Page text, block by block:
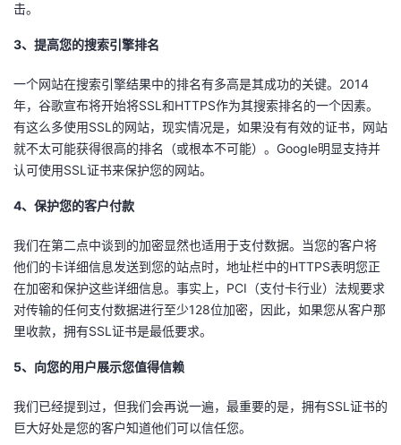
击。
3、提高您的搜索引擎排名
一个网站在搜索引擎结果中的排名有多高是其成功的关键。2014
年，谷歌宣布将开始将SSL和HTTPS作为其搜索排名的一个因素。
有这么多使用SSL的网站，现实情况是，如果没有有效的证书，网站
就不太可能获得很高的排名（或根本不可能）。Google明显支持并
认可使用SSL证书来保护您的网站。
4、保护您的客户付款
我们在第二点中谈到的加密显然也适用于支付数据。当您的客户将
他们的卡详细信息发送到您的站点时，地址栏中的HTTPS表明您正
在加密和保护这些详细信息。事实上，PCI（支付卡行业）法规要求
对传输的任何支付数据进行至少128位加密，因此，如果您从客户那
里收款，拥有SSL证书是最低要求。
5、向您的用户展示您值得信赖
我们已经提到过，但我们会再说一遍，最重要的是，拥有SSL证书的
巨大好处是您的客户知道他们可以信任您。